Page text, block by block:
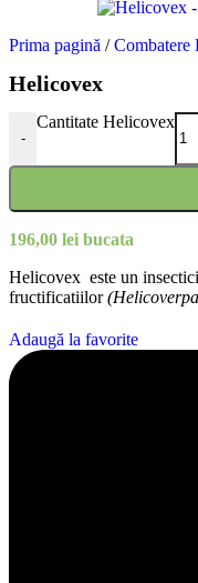
Prima pagină / Combatere
Helicovex
-
Cantitate Helicovex
196,00 lei bucata
Helicovex este un
fructificatiilor
Adaugă la favorite